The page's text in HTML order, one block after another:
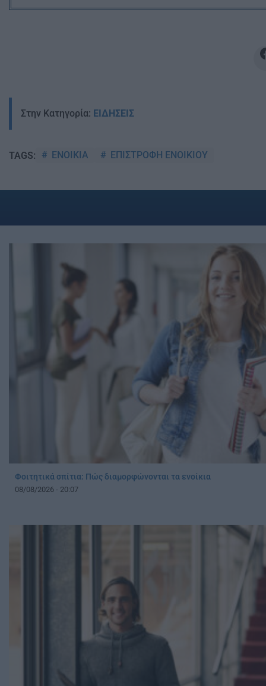
Στην Κατηγορία: ΕΙΔΗΣΕΙΣ
TAGS: ΕΝΟΙΚΙΑ ΕΠΙΣΤΡΟΦΗ ΕΝΟΙΚΙΟΥ
Φοιτητικά σπίτια: Πώς διαμορφώνονται τα ενοίκια
08/08/2026 - 20:07